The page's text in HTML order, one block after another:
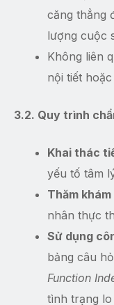
căng thẳng
lượng cuộc
Không liên
nội tiết
3.2. Quy trình
Khai thác
yếu tố tâm
Thăm
nhân thực
Sử dụng
bảng câu
Function
tình trạng lo